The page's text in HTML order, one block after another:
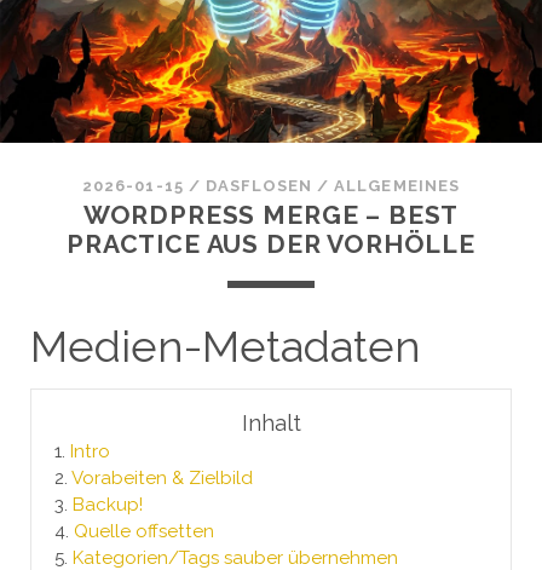
2026-01-15 / DASFLOSEN /ALLGEMEINES
WORDPRESS MERGE – BEST
PRACTICE AUS DER VORHÖLLE
Medien-Metadaten
Inhalt
1. Intro
2. Vorabeiten & Zielbild
3. Backup!
4. Quelle offsetten
5. Kategorien/Tags sauber übernehmen